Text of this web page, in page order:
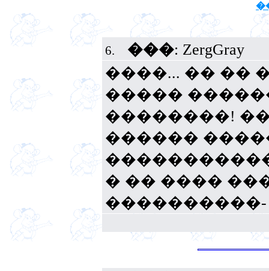
6. ���: ZergGray
����... �� ��
�����
��������!
������
� �� ����
����������-